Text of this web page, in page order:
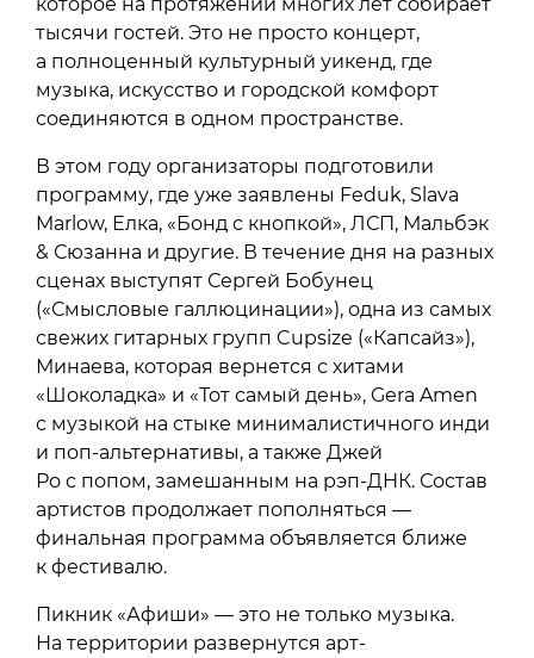
тысячи гостей. Это не просто концерт,
а полноценный культурный уикенд, где
музыка, искусство и городской комфорт
соединяются в одном пространстве.
В этом году организаторы подготовили
программу, где уже заявлены Feduk, Slava
Marlow, Елка, «Бонд с кнопкой», ЛСП, Мальбэк
& Сюзанна и другие. В течение дня на разных
сценах выступят Сергей Бобунец
(«Смысловые галлюцинации»), одна из самых
свежих гитарных групп Cupsize («Капсайз»),
Минаева, которая вернется с хитами
«Шоколадка» и «Тот самый день», Gera Amen
с музыкой на стыке минималистичного инди
и поп-альтернативы, а также Джей
Ро с попом, замешанным на рэп-ДНК. Состав
артистов продолжает пополняться —
финальная программа объявляется ближе
к фестивалю.
Пикник «Афиши» — это не только музыка.
На территории развернутся арт-